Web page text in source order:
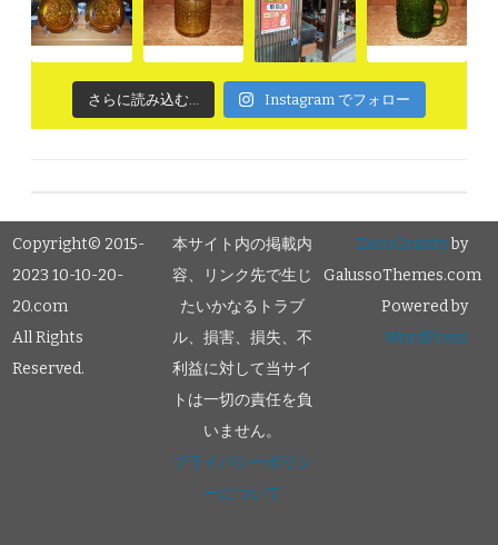
さらに読み込む... Instagram でフォロー
Copyright© 2015-
2023 10-10-20-
20.com
All Rights
Reserved.
本サイト内の掲載内
容、リンク先で生じ
たいかなるトラブ
ル、損害、損失、不
利益に対して当サイ
トは一切の責任を負
いません。
プライバシーポリシ
ーについて
ZeroGravityby
GalussoThemes.com
Powered by
WordPress